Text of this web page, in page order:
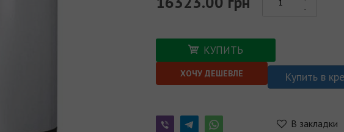
КУПИТЬ
ХОЧУ ДЕШЕВЛЕ Купить в
В закладки